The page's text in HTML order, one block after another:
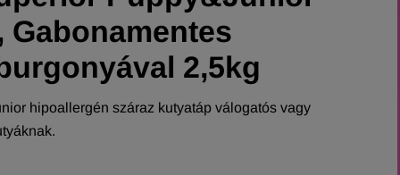
Gabonamentes
2,5kg
hipoallergén száraz kutyatáp válogatós vagy